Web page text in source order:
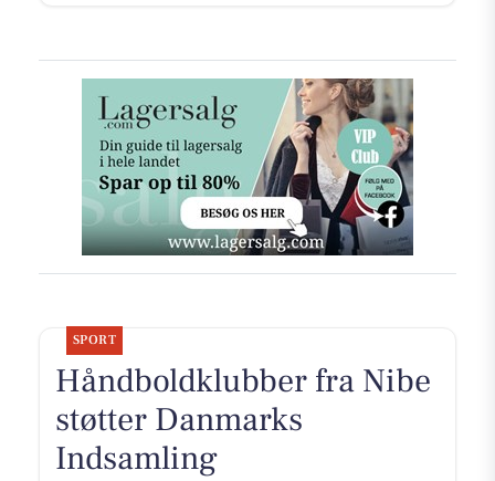
SPORT
Håndboldklubber fra Nibe
støtter Danmarks
Indsamling